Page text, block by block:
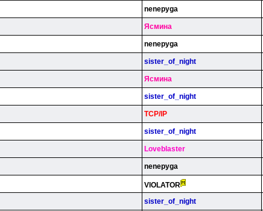
nenepyga
Яcминa
nenepyga
sister_of_night
Яcминa
sister_of_night
TCP/lP
sister_of_night
Loveblaster
nenepyga
VlOLATOR
sister_of_night